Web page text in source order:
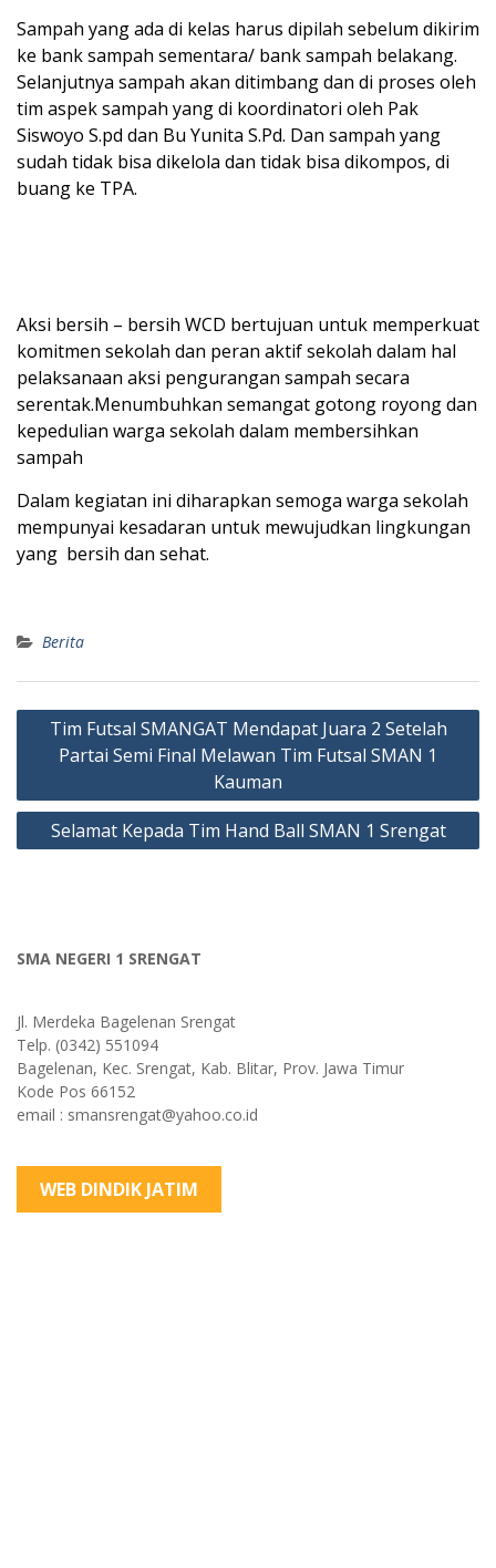
Sampah yang ada di kelas harus dipilah sebelum dikirim
ke bank sampah sementara/ bank sampah belakang.
Selanjutnya sampah akan ditimbang dan di proses oleh
tim aspek sampah yang di koordinatori oleh Pak
Siswoyo S.pd dan Bu Yunita S.Pd. Dan sampah yang
sudah tidak bisa dikelola dan tidak bisa dikompos, di
buang ke TPA.
Aksi bersih – bersih WCD bertujuan untuk memperkuat
komitmen sekolah dan peran aktif sekolah dalam hal
pelaksanaan aksi pengurangan sampah secara
serentak.Menumbuhkan semangat gotong royong dan
kepedulian warga sekolah dalam membersihkan
sampah
Dalam kegiatan ini diharapkan semoga warga sekolah
mempunyai kesadaran untuk mewujudkan lingkungan
yang bersih dan sehat.
Berita
Post
navigation
Tim Futsal SMANGAT Mendapat Juara 2 Setelah
Partai Semi Final Melawan Tim Futsal SMAN 1
Kauman
Selamat Kepada Tim Hand Ball SMAN 1 Srengat
SMA NEGERI 1 SRENGAT
Jl. Merdeka Bagelenan Srengat
Telp. (0342) 551094
Bagelenan, Kec. Srengat, Kab. Blitar, Prov. Jawa Timur
Kode Pos 66152
email : smansrengat@yahoo.co.id
WEB DINDIK JATIM